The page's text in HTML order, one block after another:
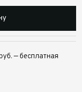
— бесплатная